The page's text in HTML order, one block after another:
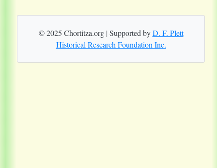
© 2025 Chortitza.org | Supported byD. F. Plett
Historical Research Foundation Inc.